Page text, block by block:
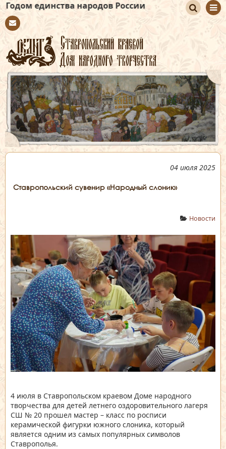
народов России
tact
иск
04 июля 2025
Ставропольский сувенир «Народный слоник»
Новости
4 июля в Ставропольском краевом Доме народного
творчества для детей летнего оздоровительного лагеря
СШ № 20 прошел мастер – класс по росписи
керамической фигурки южного слоника, который
является одним из самых популярных символов
Ставрополья.